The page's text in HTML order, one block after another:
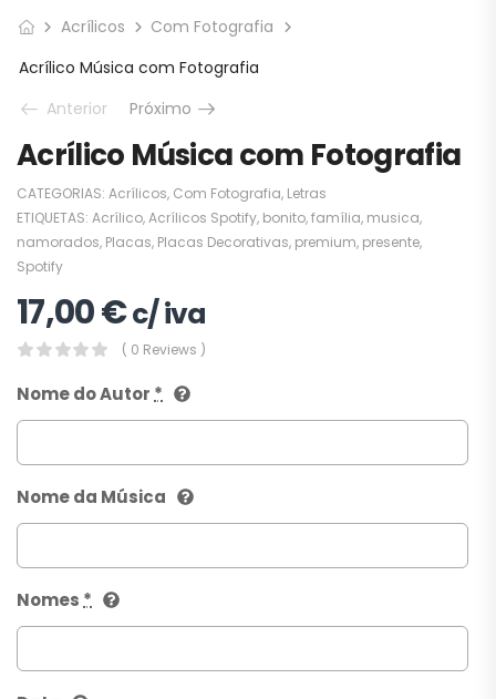
Acrílicos
Com Fotografia
Acrílico Música com Fotografia
Anterior
Próximo
Acrílico Música com Fotografia
CATEGORIAS: Acrílicos, Com Fotografia, Letras
ETIQUETAS: Acrílico,Acrílicos Spotify, bonito,família, musica,
namorados, Placas, Placas Decorativas, premium, presente,
Spotify
17,00€c/ iva
( 0 Reviews )
Nome do Autor *
Nome da Música
Nomes *